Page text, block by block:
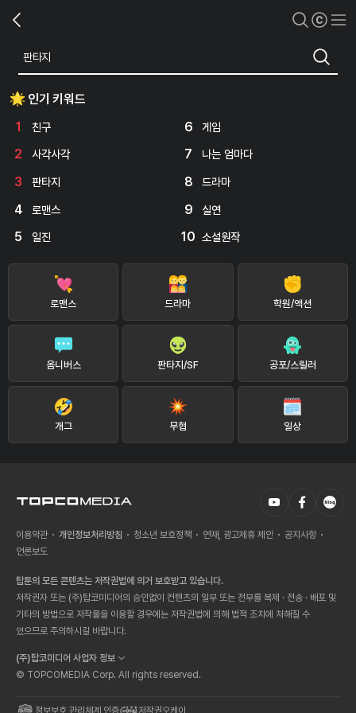
인기 키워드
1
친구
2 사각사각
3 판타지
4 로맨스
5 일진
6 게임
7 나는 엄마다
8 드라마
9 실연
10 소설원작
로맨스 드라마 학원/액션
옴니버스 판타지/SF 공포/스릴러
개그 무협 일상
이용약관 개인정보처리방침 청소년 보호정책 연재, 광고제휴 제안
공지사항
언론보도
탑툰의 모든 콘텐츠는 저작권법에 의거 보호받고 있습니다.
저작권자 또는 (주)탑코미디어의 승인없이 컨텐츠의 일부 또는 전부를 복제 · 전송 · 배포 및
기타의 방법으로 저작물을 이용할 경우에는 저작권법에 의해 법적 조치에 처해질 수
있으므로 주의하시길 바랍니다.
(주)탑코미디어 사업자 정보
© TOPCOMEDIA Corp. All rights reserved.
정보보호 관리체계 인증 저작권오케이